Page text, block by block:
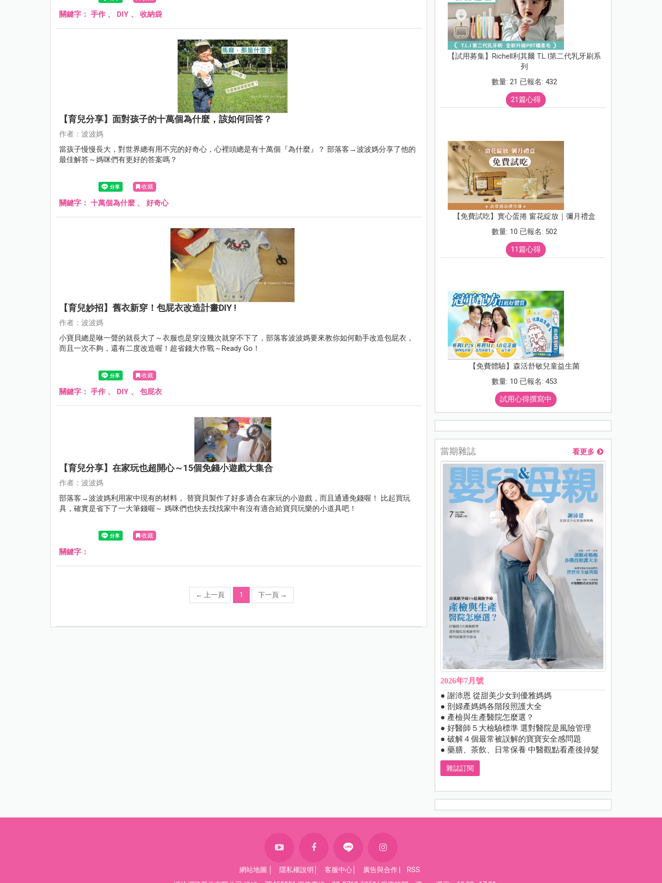
關鍵字： 手作 、 DIY 、 收納袋
【育兒分享】面對孩子的十萬個為什麼，該如何回答？
作者：波波媽
當孩子慢慢長大，對世界總有用不完的好奇心，心裡頭總是有十萬個『為什麼』？ 部落客→波波媽分享了他的
最佳解答～媽咪們有更好的答案嗎？
收藏
關鍵字： 十萬個為什麼 、 好奇心
【育兒妙招】舊衣新穿！包屁衣改造計畫DIY !
作者：波波媽
小寶貝總是咻一聲的就長大了～衣服也是穿沒幾次就穿不下了，部落客波波媽要來教你如何動手改造包屁衣，
而且一次不夠，還有二度改造喔！超省錢大作戰～Ready Go！
收藏
關鍵字： 手作 、 DIY 、 包屁衣
【育兒分享】在家玩也超開心～15個免錢小遊戲大集合
作者：波波媽
部落客→波波媽利用家中現有的材料， 替寶貝製作了好多適合在家玩的小遊戲，而且通通免錢喔！ 比起買玩
具，確實是省下了一大筆錢喔～ 媽咪們也快去找找家中有沒有適合給寶貝玩樂的小道具吧！
收藏
關鍵字：
← 上一頁 1 下一頁 →
【試用募集】Richell利其爾 T.L.I第二代乳牙刷系
列
數量: 21 已報名: 432
21篇心得
【免費試吃】實心蛋捲 窗花綻放｜彌月禮盒
數量: 10 已報名: 502
11篇心得
【免費體驗】森活舒敏兒童益生菌
數量: 10 已報名: 453
試用心得撰寫中
當期雜誌 看更多
2026年7月號
● 謝沛恩 從甜美少女到優雅媽媽
● 剖婦產媽媽各階段照護大全
● 產檢與生產醫院怎麼選？
● 好醫師５大檢驗標準 選對醫院是風險管理
● 破解４個最常被誤解的寶寶安全感問題
● 藥膳、茶飲、日常保養 中醫觀點看產後掉髮
雜誌訂閱
網站地圖 隱私權說明 客服中心 廣告與合作
RSS